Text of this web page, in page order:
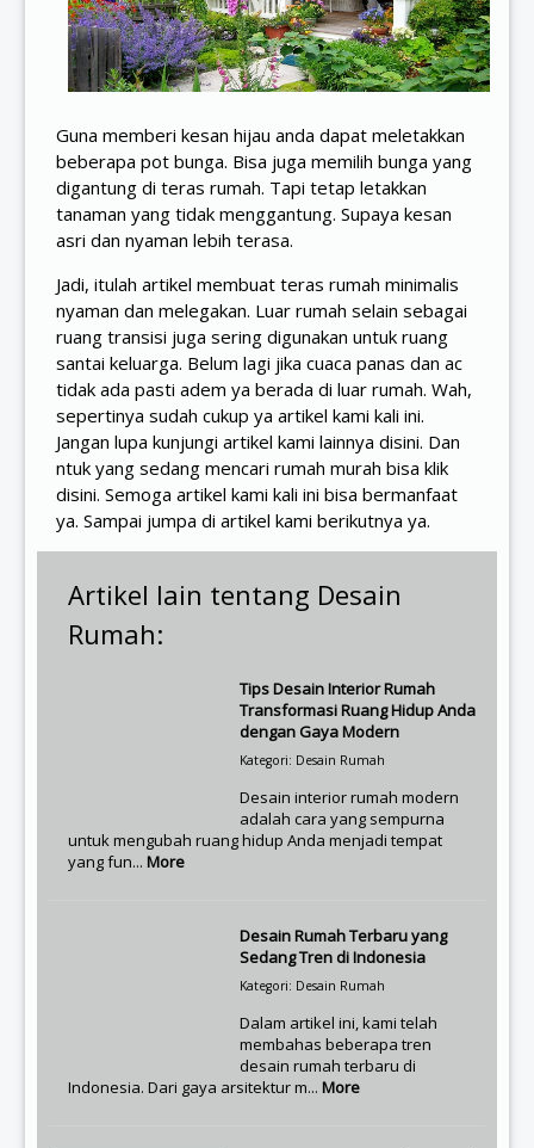
Guna memberi kesan hijau anda dapat meletakkan
beberapa pot bunga. Bisa juga memilih bunga yang
digantung di teras rumah. Tapi tetap letakkan
tanaman yang tidak menggantung. Supaya kesan
asri dan nyaman lebih terasa.
Jadi, itulah artikel membuat teras rumah minimalis
nyaman dan melegakan. Luar rumah selain sebagai
ruang transisi juga sering digunakan untuk ruang
santai keluarga. Belum lagi jika cuaca panas dan ac
tidak ada pasti adem ya berada di luar rumah. Wah,
sepertinya sudah cukup ya artikel kami kali ini.
Jangan lupa kunjungi artikel kami lainnya disini. Dan
ntuk yang sedang mencari rumah murah bisa klik
disini. Semoga artikel kami kali ini bisa bermanfaat
ya. Sampai jumpa di artikel kami berikutnya ya.
Artikel lain tentang Desain
Rumah:
Tips Desain Interior Rumah
Transformasi Ruang Hidup Anda
dengan Gaya Modern
Kategori: Desain Rumah
Desain interior rumah modern
adalah cara yang sempurna
untuk mengubah ruang hidup Anda menjadi tempat
yang fun... More
Desain Rumah Terbaru yang
Sedang Tren di Indonesia
Kategori: Desain Rumah
Dalam artikel ini, kami telah
membahas beberapa tren
desain rumah terbaru di
Indonesia. Dari gaya arsitektur m... More